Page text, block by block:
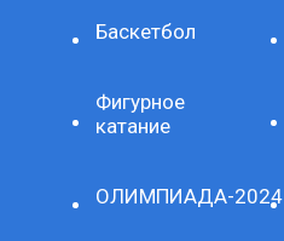
Баскетбол
Фигурное
катание
ОЛИМПИАДА-2024